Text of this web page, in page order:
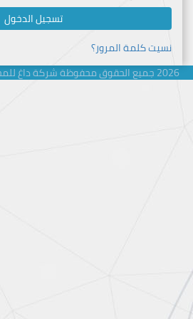
تسجيل الدخول
نسيت كلمة المرور؟
2026 جميع الحقوق محفوظة شركة داغ للمحاماة والاستشارات القانونية